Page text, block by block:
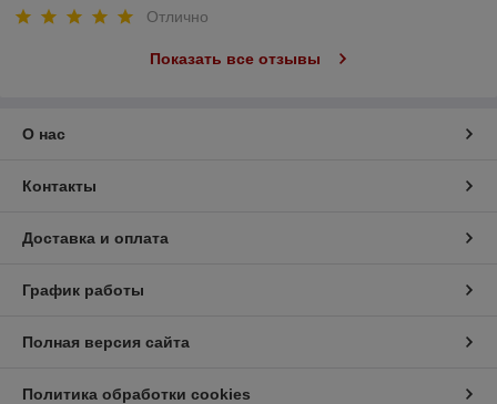
Отлично
Показать все отзывы
О нас
Контакты
Доставка и оплата
График работы
Полная версия сайта
Политика обработки cookies